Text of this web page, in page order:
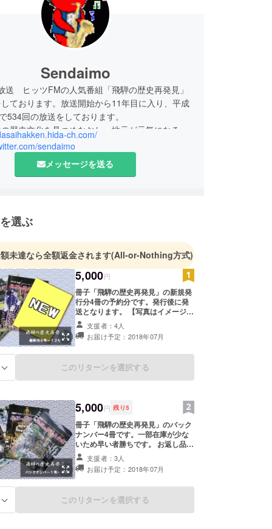
Sendaimo
送 ヒッツFMの人気番組「飛騨の歴史再発見」
ております。放送開始から11年目に入り、平成
534回の放送をしております。
歴史文化を見つめなおし、地元が元気になるよ
います。
ch.com/
sendaimo
メッセージを送る
選ぶ
未達なら全額返金されます(All-or-Nothing方式)
5,000円
冊子「飛騨の歴史再発見」の新規発
行分4冊の予約分です。発行後に発
送となります。 【写真はイメージで
す】支援者：4人
お届け予定：2018年07月
このリターンを選択する
5,000円 残り5
冊子「飛騨の歴史再発見」のバック
ナンバー4冊です。一部在庫が少な
いため早い者勝ちです。 お返し品説
明 冊子「飛騨の歴史再発見」（バッ
クナンバー4冊（1号～4号）をお届
けします。 【写真はイメージです】
支援者：3人
お届け予定：2018年07月
このリターンを選択する